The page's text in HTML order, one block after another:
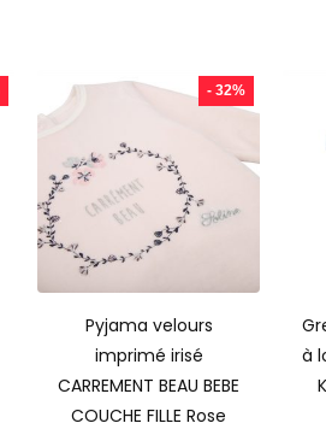
- 32%
Pyjama velours
imprimé irisé
CARREMENT BEAU BEBE
COUCHE FILLE Rose
à